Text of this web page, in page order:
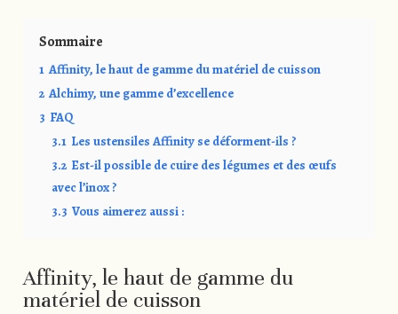
Sommaire
1 Affinity, le haut de gamme du matériel de cuisson
2 Alchimy, une gamme d’excellence
3 FAQ
3.1 Les ustensiles Affinity se déforment-ils ?
3.2 Est-il possible de cuire des légumes et des œufs
avec l’inox ?
3.3 Vous aimerez aussi :
Affinity, le haut de gamme du
matériel de cuisson